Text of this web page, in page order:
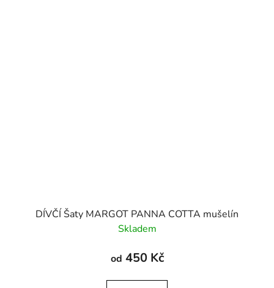
DÍVČÍ Šaty MARGOT PANNA COTTA mušelín
Skladem
od 450 Kč